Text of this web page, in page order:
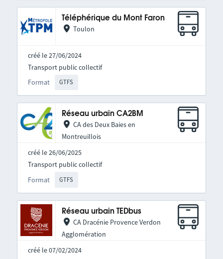
Téléphérique du Mont Faron
Toulon
créé le 27/06/2024
Format GTFS
Transport public collectif
Réseau urbain CA2BM
CA des Deux Baies en
Montreuillois
créé le 26/06/2025
Format GTFS
Transport public collectif
Réseau urbain TEDbus
CA Dracénie Provence Verdon
Agglomération
créé le 07/02/2024